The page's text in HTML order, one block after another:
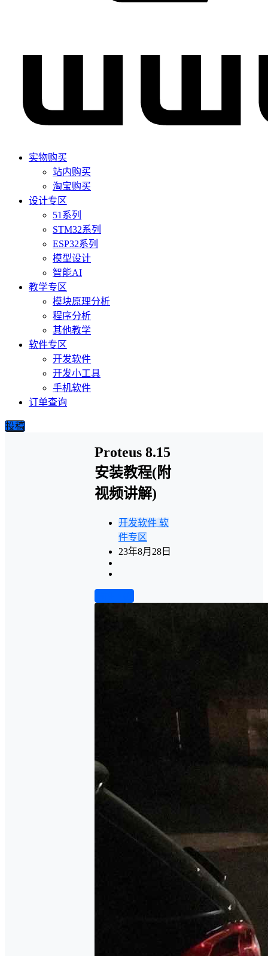
实物购买
站内购买
淘宝购买
设计专区
51系列
STM32系列
ESP32系列
模型设计
智能AI
教学专区
模块原理分析
程序分析
其他教学
软件专区
开发软件
开发小工具
手机软件
订单查询
投稿
Proteus 8.15
安装教程(附
视频讲解)
开发软件 软
件专区
23年8月28日